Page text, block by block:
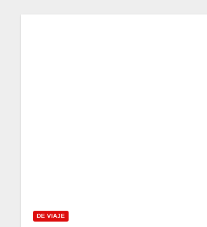
DE VIAJE